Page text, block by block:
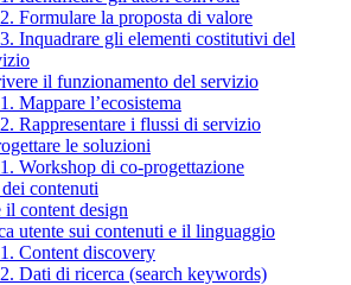
Formulare la proposta di valore
Inquadrare gli elementi costitutivi del
il funzionamento del servizio
Mappare l’ecosistema
Rappresentare i flussi di servizio
le soluzioni
Workshop di co-progettazione
contenuti
il content design
utente sui contenuti e il linguaggio
Content discovery
Dati di ricerca (search keywords)